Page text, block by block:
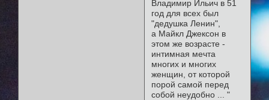
Владимир Ильич в 51
год для всех был
"дедушка Ленин",
а Майкл Джексон в
этом же возрасте -
интимная мечта
многих и многих
женщин, от которой
порой самой перед
собой неудобно ... "